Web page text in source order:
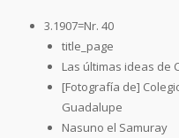
3.1907=Nr. 40
title_page
Las últimas ideas de
[Fotografía de]
Guadalupe
Nasuno el Samuray